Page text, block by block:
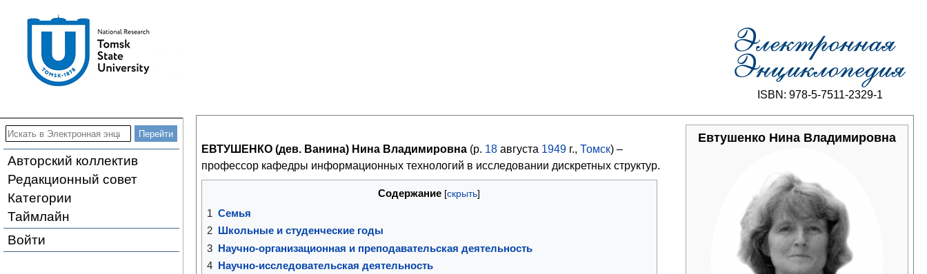
ISBN: 978-5-7511-2329-1
Авторский коллектив
Редакционный совет
Категории
Таймлайн
Войти
Евтушенко Нина Владимировна
ЕВТУШЕНКО (дев. Ванина) Нина Владимировна(р. 18 августа 1949г., Томск) –
профессор кафедры информационных технологий в исследовании дискретных структур.
Содержание
1 Семья
2
Школьные и студенческие годы
3 Научно-организационная и преподавательская деятельность
4
Научно-исследовательская деятельность